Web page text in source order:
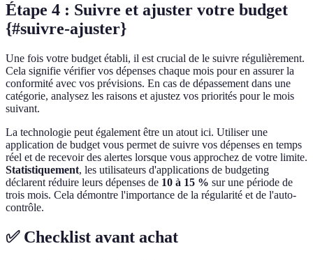
Étape 4 : Suivre et ajuster votre budget
{#suivre-ajuster}
Une fois votre budget établi, il est crucial de le suivre régulièrement.
Cela signifie vérifier vos dépenses chaque mois pour en assurer la
conformité avec vos prévisions. En cas de dépassement dans une
catégorie, analysez les raisons et ajustez vos priorités pour le mois
suivant.
La technologie peut également être un atout ici. Utiliser une
application de budget vous permet de suivre vos dépenses en temps
réel et de recevoir des alertes lorsque vous approchez de votre limite.
Statistiquement, les utilisateurs d'applications de budgeting
déclarent réduire leurs dépenses de 10 à 15 % sur une période de
trois mois. Cela démontre l'importance de la régularité et de l'auto-
contrôle.
✅ Checklist avant achat